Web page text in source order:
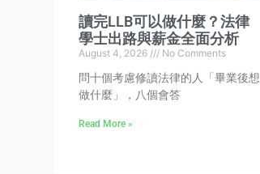
讀完LLB可以做什麼？法律
學士出路與薪金全面分析
August 4, 2026 No Comments
問十個考慮修讀法律的人「畢業後想
做什麼」，八個會答
Read More »